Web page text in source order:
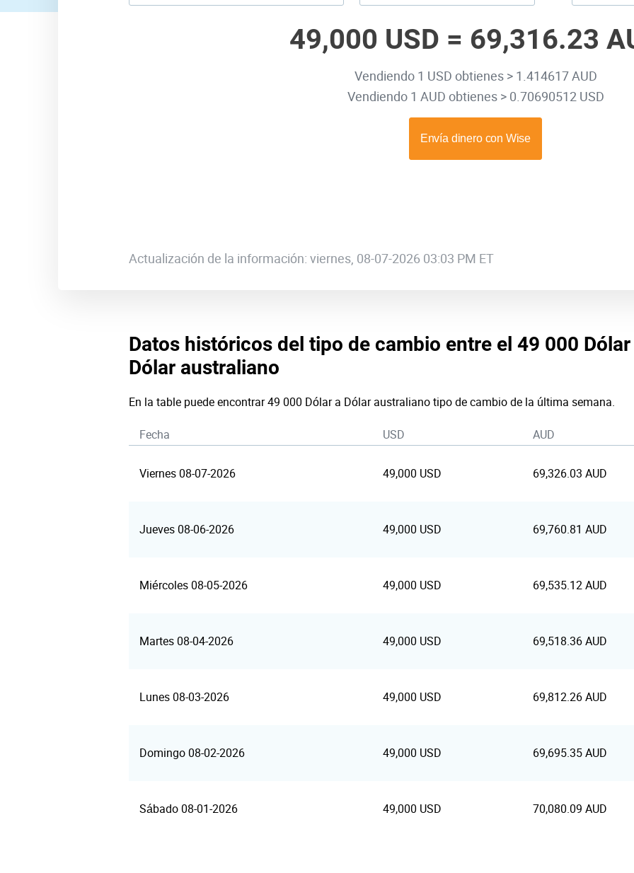
49,000 USD = 69,316.23
Vendiendo 1 USD obtienes > 1.414617 AUD
Vendiendo 1 AUD obtienes > 0.70690512 USD
Actualización de la información: viernes, 08-07-2026 03:03 PM ET
Datos históricos del tipo de cambio entre el 49 000
Dólar australiano
En la table puede encontrar 49 000 Dólar a Dólar australiano tipo de cambio de la última semana.
Fecha USD AUD
Viernes 08-07-2026 49,000 USD 69,326.03 AUD
Jueves 08-06-2026 49,000 USD 69,760.81 AUD
Miércoles 08-05-2026 49,000 USD 69,535.12 AUD
Martes 08-04-2026 49,000 USD 69,518.36 AUD
Lunes 08-03-2026 49,000 USD 69,812.26 AUD
Domingo 08-02-2026 49,000 USD 69,695.35 AUD
Sábado 08-01-2026 49,000 USD 70,080.09 AUD